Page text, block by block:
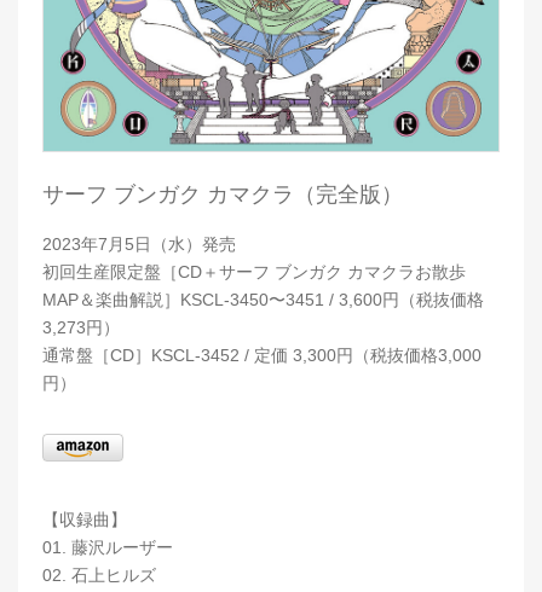
サーフ ブンガク カマクラ（完全版）
2023年7月5日（水）発売
初回生産限定盤［CD＋サーフ ブンガク カマクラお散歩
MAP＆楽曲解説］KSCL-3450〜3451 / 3,600円（税抜価格
3,273円）
通常盤［CD］KSCL-3452 / 定価 3,300円（税抜価格3,000
円）
【収録曲】
01. 藤沢ルーザー
02. 石上ヒルズ